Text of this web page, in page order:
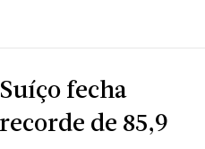
fecha
de 85,9